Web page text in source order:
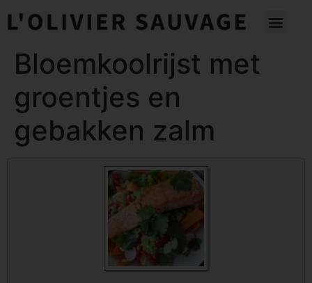
Bloemkoolrijst met
groentjes en
gebakken zalm